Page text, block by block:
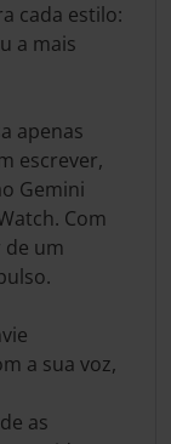
cada estilo:
a mais
apenas
escrever,
Gemini
Com
um
a sua voz,
as